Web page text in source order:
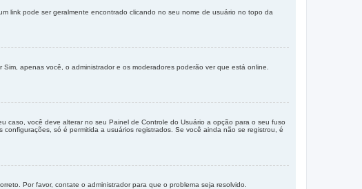
link pode ser geralmente encontrado clicando no seu nome de usuário no topo da
Sim, apenas você, o administrador e os moderadores poderão ver que está online.
caso, você deve alterar no seu Painel de Controle do Usuário a opção para o seu fuso
só é permitida a usuários registrados. Se você ainda não se registrou, é
Por favor, contate o administrador para que o problema seja resolvido.